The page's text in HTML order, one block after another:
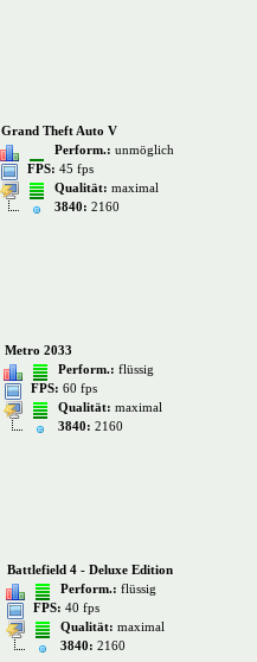
Grand Theft Auto V
Perform.: unmöglich
FPS: 45 fps
Qualität: maximal
3840: 2160
Metro 2033
Perform.: flüssig
FPS: 60 fps
Qualität: maximal
3840: 2160
Battlefield 4 - Deluxe Edition
Perform.: flüssig
FPS: 40 fps
Qualität: maximal
3840: 2160